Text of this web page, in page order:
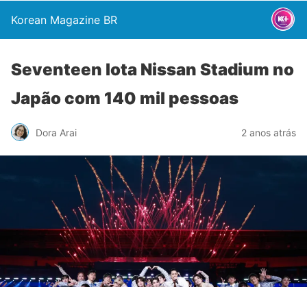
Korean Magazine BR
Seventeen lota Nissan Stadium no
Japão com 140 mil pessoas
Dora Arai 2 anos atrás